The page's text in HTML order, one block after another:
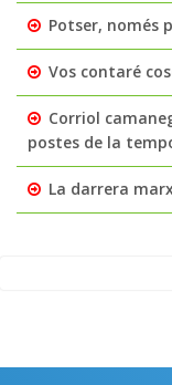
Potser, només
Vos contaré
Corriol
postes de la
La darrera